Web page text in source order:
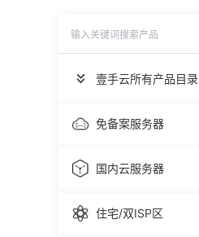
壹手云所有产品目录
免备案服务器
国内云服务器
住宅/双ISP区